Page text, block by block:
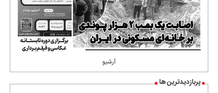
آرشیو
پربازدیدترین ها